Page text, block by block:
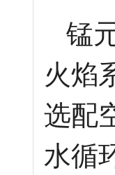
锰
火焰
选配
水循